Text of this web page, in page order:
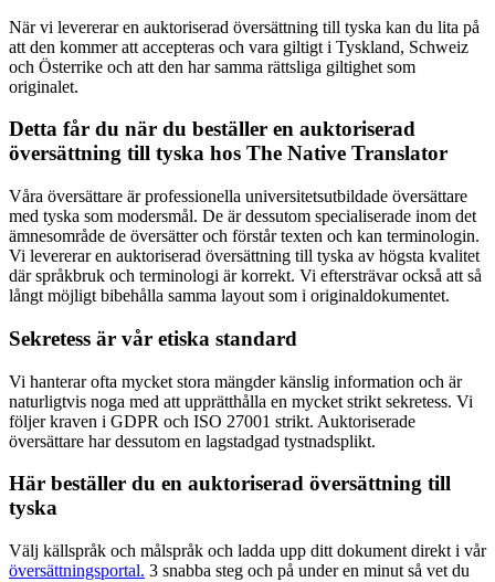
När vi levererar en auktoriserad översättning till tyska kan du lita på
att den kommer att accepteras och vara giltigt i Tyskland, Schweiz
och Österrike och att den har samma rättsliga giltighet som
originalet.
Detta får du när du beställer en auktoriserad
översättning till tyska hos The Native Translator
Våra översättare är professionella universitetsutbildade översättare
med tyska som modersmål. De är dessutom specialiserade inom det
ämnesområde de översätter och förstår texten och kan terminologin.
Vi levererar en auktoriserad översättning till tyska av högsta kvalitet
där språkbruk och terminologi är korrekt. Vi eftersträvar också att så
långt möjligt bibehålla samma layout som i originaldokumentet.
Sekretess är vår etiska standard
Vi hanterar ofta mycket stora mängder känslig information och är
naturligtvis noga med att upprätthålla en mycket strikt sekretess. Vi
följer kraven i GDPR och ISO 27001 strikt. Auktoriserade
översättare har dessutom en lagstadgad tystnadsplikt.
Här beställer du en auktoriserad översättning till
tyska
Välj källspråk och målspråk och ladda upp ditt dokument direkt i vår
översättningsportal. 3 snabba steg och på under en minut så vet du